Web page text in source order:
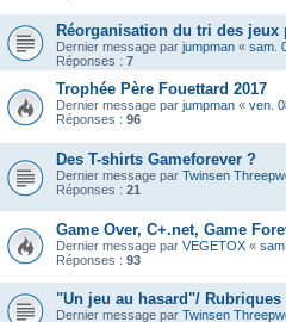
Réorganisation du tri des jeux
Dernier message par jumpman « sam.
Réponses : 7
Trophée Père Fouettard 2017
Dernier message par jumpman « ven.
Réponses : 96
Des T-shirts Gameforever ?
Dernier message par Twinsen
Réponses : 21
Game Over, C+.net, Game
Dernier message par VEGETOX «
Réponses : 93
"Un jeu au hasard"/ Rubriques
Dernier message par Twinsen